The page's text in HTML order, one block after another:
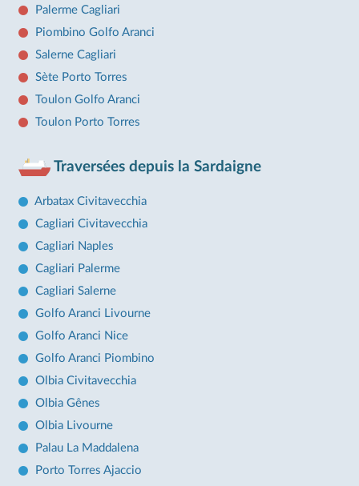
Palerme Cagliari
Piombino Golfo Aranci
Salerne Cagliari
Sète Porto Torres
Toulon Golfo Aranci
Toulon Porto Torres
Traversées depuis la Sardaigne
Arbatax Civitavecchia
Cagliari Civitavecchia
Cagliari Naples
Cagliari Palerme
Cagliari Salerne
Golfo Aranci Livourne
Golfo Aranci Nice
Golfo Aranci Piombino
Olbia Civitavecchia
Olbia Gênes
Olbia Livourne
Palau La Maddalena
Porto Torres Ajaccio